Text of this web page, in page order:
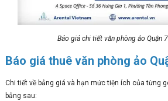
Báo giá chi tiết văn phòng ảo Quận
Báo giá thuê văn phòng ảo
Chi tiết về bảng giá và hạn mức tiện ích của từng
bảng sau: